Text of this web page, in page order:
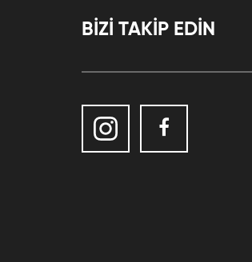
BİZİ TAKİP EDİN